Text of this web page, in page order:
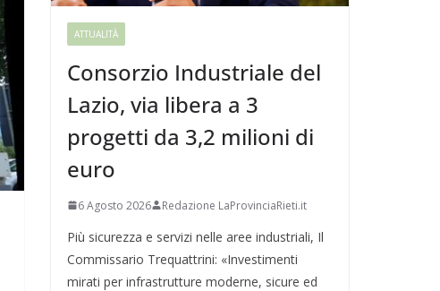
ATTUALITÀ
Consorzio Industriale del
Lazio, via libera a 3
progetti da 3,2 milioni di
euro
6 Agosto 2026 Redazione LaProvinciaRieti.it
Più sicurezza e servizi nelle aree industriali, Il
Commissario Trequattrini: «Investimenti
mirati per infrastrutture moderne, sicure ed